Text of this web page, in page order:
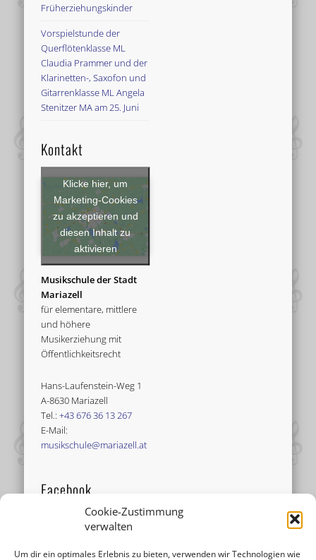
Cookie-Zustimmung
verwalten
Um dir ein optimales Erlebnis zu bieten, verwenden wir Technologien wie
Früherziehungskinder
Vorspielstunde der
Querflötenklasse ML
Claudia Prammer und der
Klarinetten-, Saxofon und
Gitarrenklasse ML Angela
Stenitzer MA am 25. Juni
Kontakt
Klicke hier, um
Marketing-Cookies
zu akzeptieren und
diesen Inhalt zu
aktivieren
Musikschule der Stadt
Mariazell
für elementare, mittlere
und höhere
Musikerziehung mit
Öffentlichkeitsrecht
Hans-Laufenstein-Weg 1
A-8630 Mariazell
Tel.:+43 676 36 13 267
E-Mail:
musikschule@mariazell.at
Facebook